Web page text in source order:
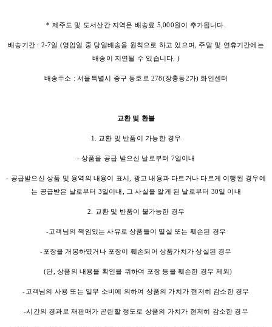
* 제주도 및 도서산간 지역은 배송료 5,000원이 추가됩니다.
배송기간 : 2-7일 (영업일 중 당일배송을 원칙으로 하고 있으며, 주말 및 연휴기간에는
배송이 지연될 수 있습니다. )
배송주소 : 서울특별시 중구 동호로 278(장충동2가) 화인센터
교환 및 환불
1. 교환 및 반품이 가능한 경우
- 상품을 공급 받으신 날로부터 7일이내
- 공급받으신 상품 및 용역의 내용이 표시, 광고 내용과 다르거나 다르게 이행된 경우에
는 공급받은 날로부터 3일이내, 그 사실을 알게 된 날로부터 30일 이내
2. 교환 및 반품이 불가능한 경우
-고객님의 책임있는 사유로 상품들이 멸실 또는 훼손된 경우
-포장을 개봉하였거나 포장이 훼손되어 상품가치가 상실된 경우
(단, 상품의 내용을 확인을 위하여 포장 등을 훼손한 경우 제외)
-고객님의 사용 또는 일부 소비에 의하여 상품의 가치가 현저히 감소한 경우
-시간의 경과로 재판매가 곤란할 정도로 상품의 가치가 현저히 감소한 경우